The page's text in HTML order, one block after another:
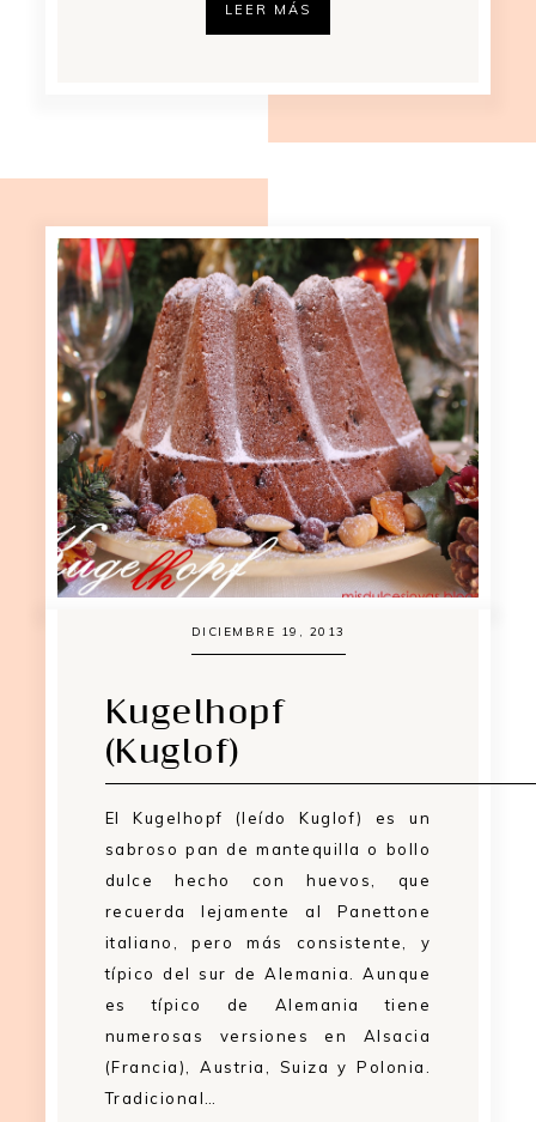
LEER MÁS
DICIEMBRE 19, 2013
Kugelhopf
(Kuglof)
El Kugelhopf (leído Kuglof) es un
sabroso pan de mantequilla o bollo
dulce hecho con huevos, que
recuerda lejamente al Panettone
italiano, pero más consistente, y
típico del sur de Alemania. Aunque
es típico de Alemania tiene
numerosas versiones en Alsacia
(Francia), Austria, Suiza y Polonia.
Tradicional…